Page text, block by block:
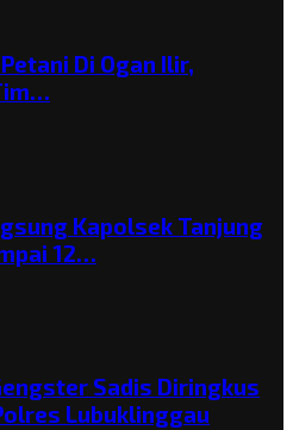
Di Ogan Ilir,
Kapolsek Tanjung
12…
Sadis Diringkus
Lubuklinggau